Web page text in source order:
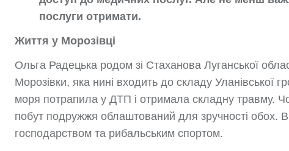
послуги отримати.
Життя у Морозівці
Ольга Радецька родом зі Стаханова Луганської
Морозівки, яка нині входить до складу Уланівської
моря потрапила у ДТП і отримала складну травму.
побут подружжя облаштований для зручності обох.
господарством та рибальським спортом.